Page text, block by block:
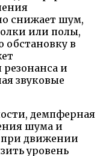
снижает шум,
или полы,
обстановку в
резонанса и
звуковые
демпферная
шума и
движении
уровень